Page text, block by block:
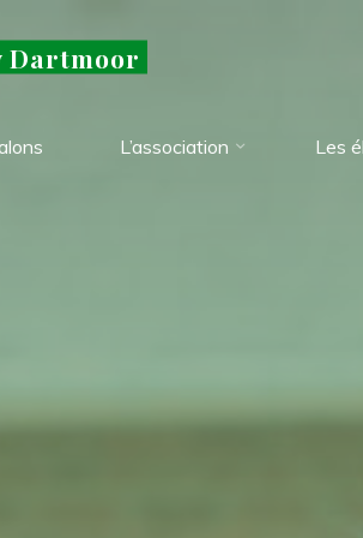
Dartmoor
L’association Les